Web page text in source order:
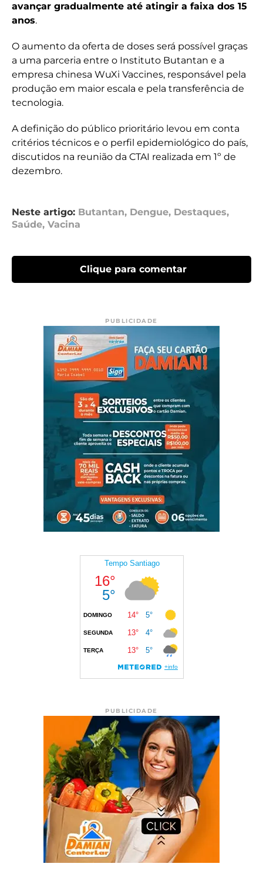
avançar gradualmente até atingir a faixa dos 15
anos.
O aumento da oferta de doses será possível graças
a uma parceria entre o Instituto Butantan e a
empresa chinesa WuXi Vaccines, responsável pela
produção em maior escala e pela transferência de
tecnologia.
A definição do público prioritário levou em conta
critérios técnicos e o perfil epidemiológico do país,
discutidos na reunião da CTAI realizada em 1º de
dezembro.
Neste artigo: Butantan, Dengue, Destaques,
Saúde, Vacina
Clique para comentar
PUBLICIDADE
PUBLICIDADE